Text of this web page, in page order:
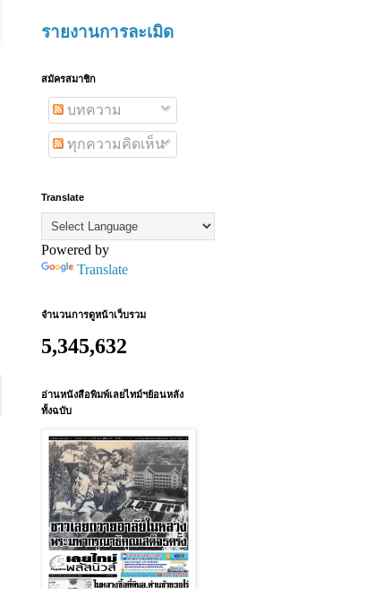
รายงานการละเมิด
สมัครสมาชิก
บทความ
ทุกความคิดเห็น
Translate
Powered by
Translate
จำนวนการดูหน้าเว็บรวม
5,345,632
อ่านหนังสือพิมพ์เลยไทม์ฯย้อนหลัง
ทั้งฉบับ